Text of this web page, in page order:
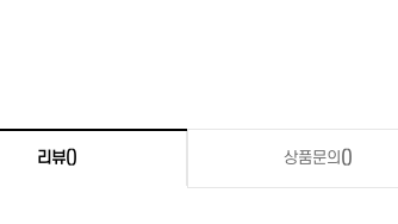
리뷰() 상품문의 ()